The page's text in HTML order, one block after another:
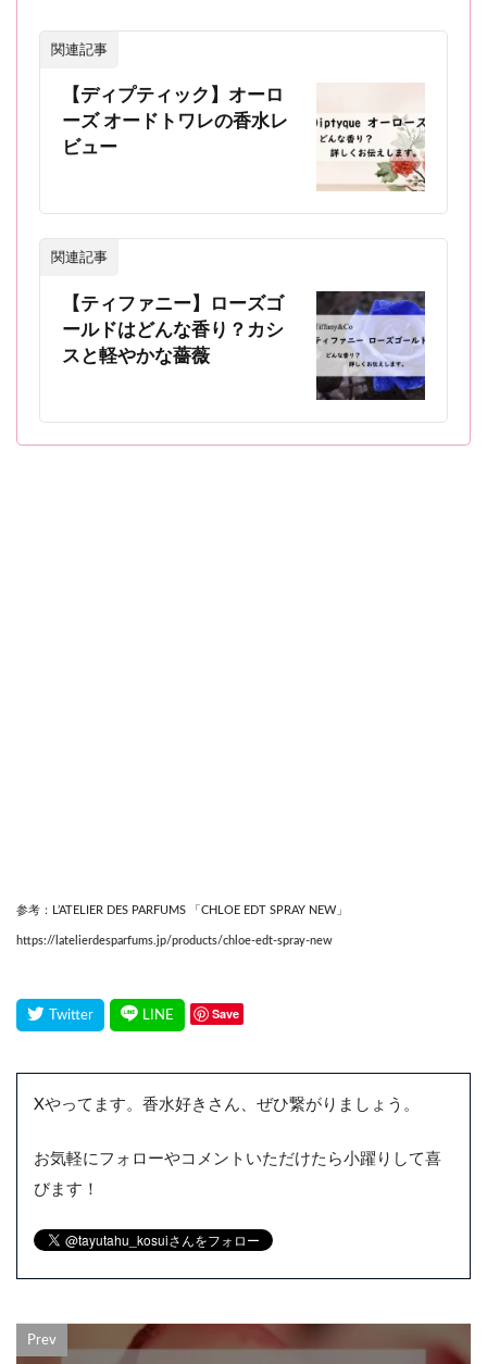
関連記事
【ディプティック】オーロ
ーズ オードトワレの香水レ
ビュー
関連記事
【ティファニー】ローズゴ
ールドはどんな香り？カシ
スと軽やかな薔薇
参考：L’ATELIER DES PARFUMS 「CHLOE EDT SPRAY NEW」
https://latelierdesparfums.jp/products/chloe-edt-spray-new
Save
Xやってます。香水好きさん、ぜひ繋がりましょう。
お気軽にフォローやコメントいただけたら小躍りして喜
びます！
Prev